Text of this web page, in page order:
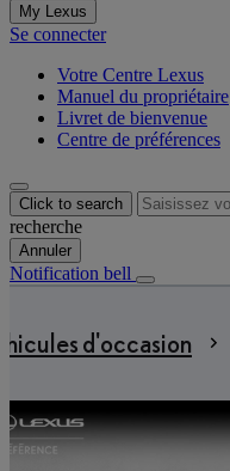
My Lexus
Se connecter
Votre Centre Lexus
Manuel du propriétaire
Livret de bienvenue
Centre de préférences
Click to search
recherche
Annuler
Notification bell
d'occasion